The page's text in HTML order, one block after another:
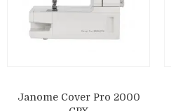
Janome Cover Pro 2000